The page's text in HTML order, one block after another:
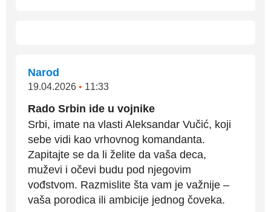
Narod
19.04.2026 • 11:33
Rado Srbin ide u vojnike
Srbi, imate na vlasti Aleksandar Vučić, koji
sebe vidi kao vrhovnog komandanta.
Zapitajte se da li želite da vaša deca,
muževi i očevi budu pod njegovim
vođstvom. Razmislite šta vam je važnije –
vaša porodica ili ambicije jednog čoveka.